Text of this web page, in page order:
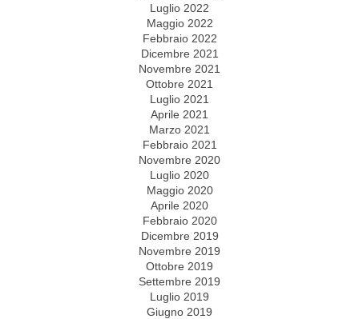
Luglio 2022
Maggio 2022
Febbraio 2022
Dicembre 2021
Novembre 2021
Ottobre 2021
Luglio 2021
Aprile 2021
Marzo 2021
Febbraio 2021
Novembre 2020
Luglio 2020
Maggio 2020
Aprile 2020
Febbraio 2020
Dicembre 2019
Novembre 2019
Ottobre 2019
Settembre 2019
Luglio 2019
Giugno 2019